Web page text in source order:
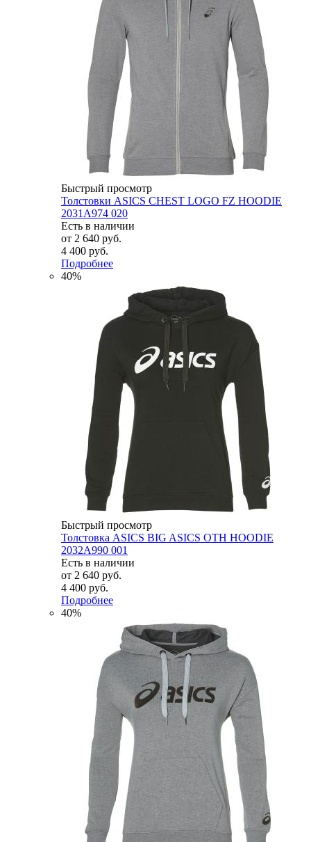
Быстрый просмотр
Толстовки ASICS CHEST LOGO FZ HOODIE
2031A974 020
Есть в наличии
от 2 640 руб.
4 400 руб.
Подробнее
40%
Быстрый просмотр
Толстовка ASICS BIG ASICS OTH HOODIE
2032A990 001
Есть в наличии
от 2 640 руб.
4 400 руб.
Подробнее
40%